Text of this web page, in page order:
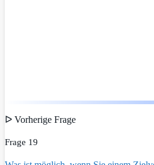
ᐅ Vorherige Frage
Frage 19